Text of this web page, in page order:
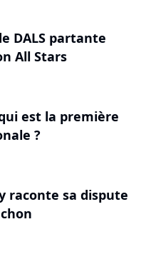
DALS partante
All Stars
est la première
?
raconte sa dispute